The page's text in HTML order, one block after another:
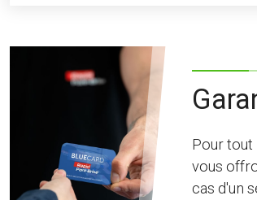
Pour tout
vous
cas d'un